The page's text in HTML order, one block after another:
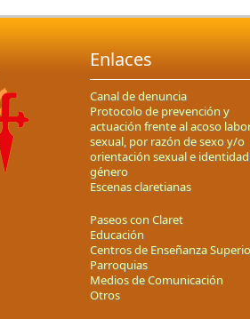
Enlaces
Canal de denuncia
Protocolo de prevención y
actuación frente al acoso
sexual, por razón de sexo y/o
orientación sexual e
género
Escenas claretianas
Paseos con Claret
Educación
Centros de Enseñanza
Parroquias
Medios de Comunicación
Otros